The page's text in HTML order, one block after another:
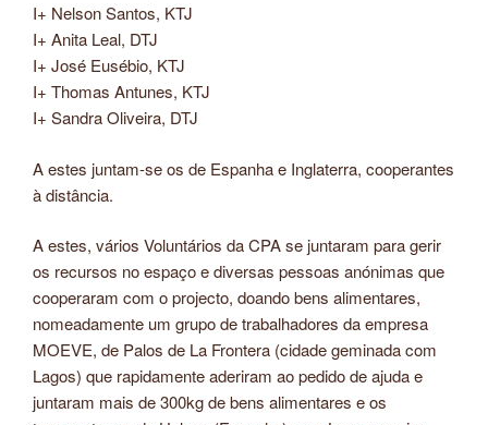
I+ Nelson Santos, KTJ
I+ Anita Leal, DTJ
I+ José Eusébio, KTJ
I+ Thomas Antunes, KTJ
I+ Sandra Oliveira, DTJ
A estes juntam-se os de Espanha e Inglaterra, cooperantes
à distância.
A estes, vários Voluntários da CPA se juntaram para gerir
os recursos no espaço e diversas pessoas anónimas que
cooperaram com o projecto, doando bens alimentares,
nomeadamente um grupo de trabalhadores da empresa
MOEVE, de Palos de La Frontera (cidade geminada com
Lagos) que rapidamente aderiram ao pedido de ajuda e
juntaram mais de 300kg de bens alimentares e os